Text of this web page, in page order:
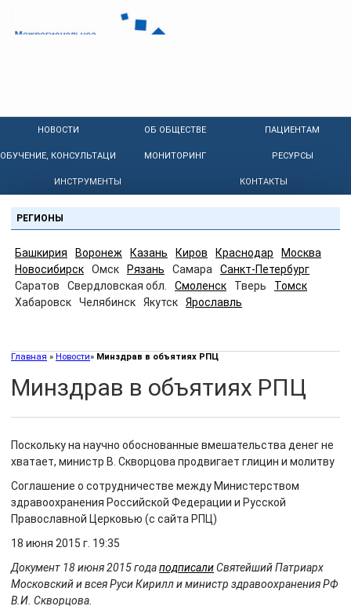
НОВОСТИ ОБ ОБЩЕСТВЕ ПАЦИЕНТАМ
ОБУЧЕНИЕ, КОНСУЛЬТАЦИИ МОНИТОРИНГ РЕСУРСЫ
ИНСТРУМЕНТЫ КОНТАКТЫ
РЕГИОНЫ
Башкирия Воронеж Казань Киров Краснодар
Москва
Новосибирск
Омск Рязань Самара
Санкт-Петербург
Саратов
Свердловская обл. Смоленск Тверь
Томск
Хабаровск
Челябинск Якутск Ярославль
Главная » Новости» Минздрав в объятиях РПЦ
Минздрав в объятиях РПЦ
Поскольку на научно обоснованные вмешательства денег не
хватает, министр В. Скворцова продвигает глицин и молитву
Соглашение о сотрудничестве между Министерством
здравоохранения Российской Федерации и Русской
Православной Церковью (с сайта РПЦ)
18 июня 2015 г. 19:35
Документ 18 июня 2015 годаподписалиСвятейший Патриарх
Московский и всея Руси Кирилл и министр здравоохранения РФ
В.И. Скворцова.